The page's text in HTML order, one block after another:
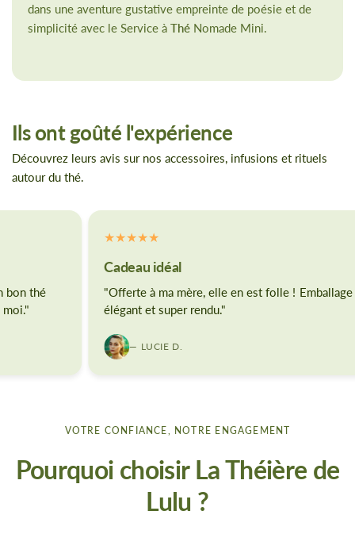
dans une aventure gustative empreinte de poésie et de
simplicité avec le Service àThé Nomade Mini.
Ils ont goûté l'expérience
Découvrez leurs avis sur nos accessoires, infusions et rituels
autour du thé.
Cadeau idéal
"Offerte à ma mère, elle en est folle ! Emballage
élégant et super rendu."
— LUCIE D.
VOTRE CONFIANCE, NOTRE ENGAGEMENT
Pourquoi choisir La Théière de
Lulu ?